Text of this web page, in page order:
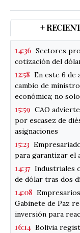
+
14:36 Sectores
cotización del
12:58 En este 6 de
cambio de
económica; no
15:59 CAO
por escasez de
asignaciones
15:23
para garantizar el
14:37 Industriales
de dólar tras dos
14:08
Gabinete de Paz
inversión para
16:14 Bolivia